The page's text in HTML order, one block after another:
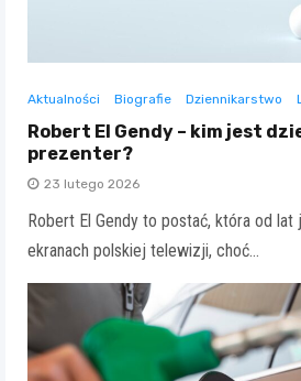
Aktualności Biografie Dziennikarstwo
Robert El Gendy – kim jest
prezenter?
23 lutego 2026
Robert El Gendy to postać, która od lat
ekranach polskiej telewizji, choć…